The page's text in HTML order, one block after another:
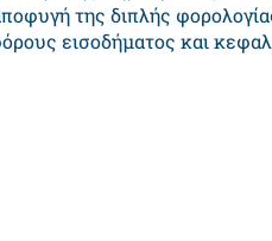
της διπλής
εισοδήματος και